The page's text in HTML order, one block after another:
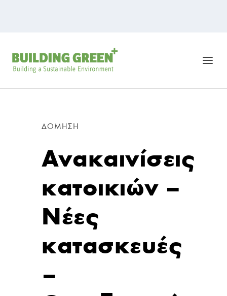
ΔΌΜΗΣΗ
Ανακαινίσεις
κατοικιών –
Νέες
κατασκευές
–